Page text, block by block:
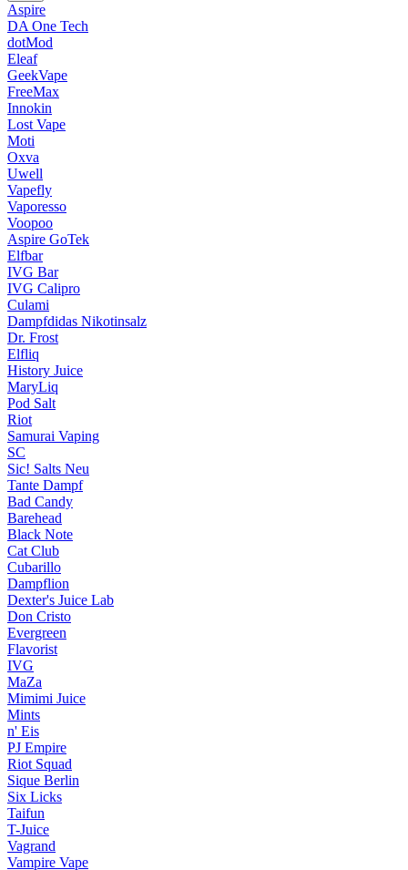
Aspire
DA One Tech
dotMod
Eleaf
GeekVape
FreeMax
Innokin
Lost Vape
Moti
Oxva
Uwell
Vapefly
Vaporesso
Voopoo
Aspire GoTek
Elfbar
IVG Bar
IVG Calipro
Culami
Dampfdidas Nikotinsalz
Dr. Frost
Elfliq
History Juice
MaryLiq
Pod Salt
Riot
Samurai Vaping
SC
Sic! Salts Neu
Tante Dampf
Bad Candy
Barehead
Black Note
Cat Club
Cubarillo
Dampflion
Dexter's Juice Lab
Don Cristo
Evergreen
Flavorist
IVG
MaZa
Mimimi Juice
Mints
n' Eis
PJ Empire
Riot Squad
Sique Berlin
Six Licks
Taifun
T-Juice
Vagrand
Vampire Vape